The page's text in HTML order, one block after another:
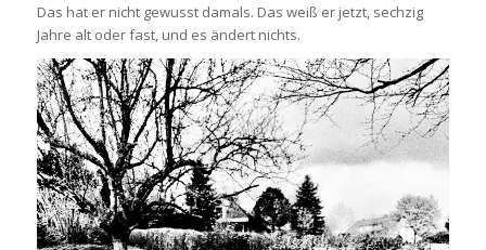
Das hat er nicht gewusst damals. Das weiß er jetzt, sechzig
Jahre alt oder fast, und es ändert nichts.